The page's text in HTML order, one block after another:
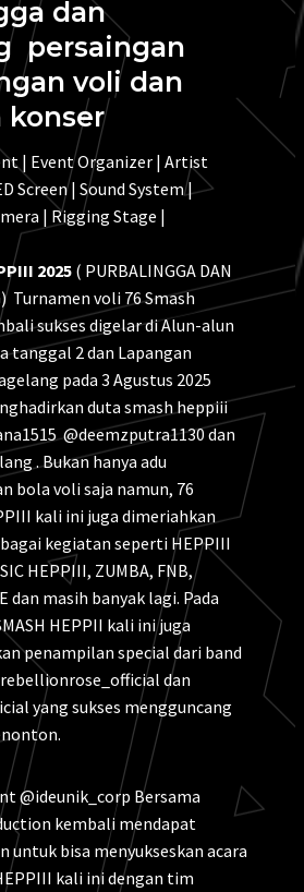
dan
persaingan
voli dan
konser
| Event Organizer | Artist
Screen | Sound System |
| Rigging Stage |
2025 ( PURBALINGGA DAN
Turnamen voli 76 Smash
sukses digelar di Alun-alun
tanggal 2 dan Lapangan
pada 3 Agustus 2025
duta smash heppiii
@deemzputra1130 dan
. Bukan hanya adu
bola voli saja namun, 76
kali ini juga dimeriahkan
kegiatan seperti HEPPIII
HEPPIII, ZUMBA, FNB,
dan masih banyak lagi. Pada
HEPPII kali ini juga
penampilan special dari band
dan
yang sukses mengguncang
@ideunik_corp Bersama
kembali mendapat
untuk bisa menyukseskan acara
kali ini dengan tim